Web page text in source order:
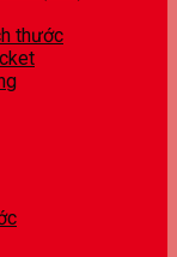
thước